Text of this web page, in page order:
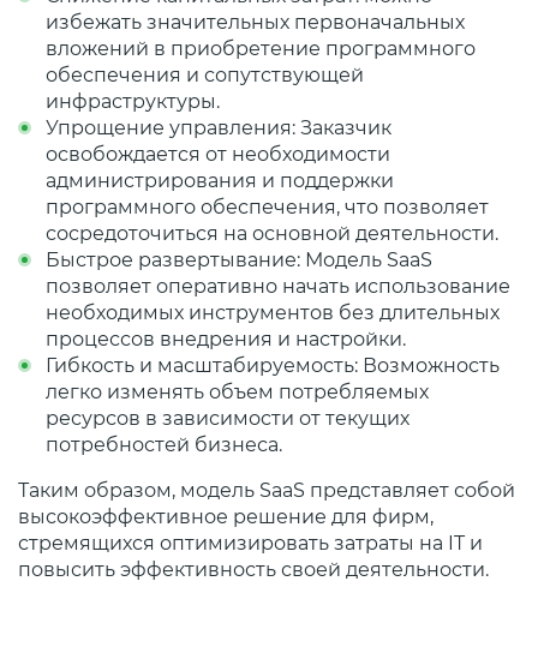
избежать значительных первоначальных
вложений в приобретение программного
обеспечения и сопутствующей
инфраструктуры.
Упрощение управления: Заказчик
освобождается от необходимости
администрирования и поддержки
программного обеспечения, что позволяет
сосредоточиться на основной деятельности.
Быстрое развертывание: Модель SaaS
позволяет оперативно начать использование
необходимых инструментов без длительных
процессов внедрения и настройки.
Гибкость и масштабируемость: Возможность
легко изменять объем потребляемых
ресурсов в зависимости от текущих
потребностей бизнеса.
Таким образом, модель SaaS представляет собой
высокоэффективное решение для фирм,
стремящихся оптимизировать затраты на IT и
повысить эффективность своей деятельности.